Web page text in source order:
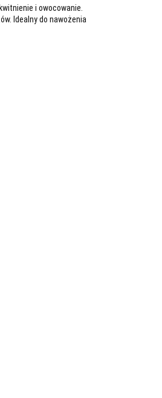
i owocowanie.
Idealny do nawożenia